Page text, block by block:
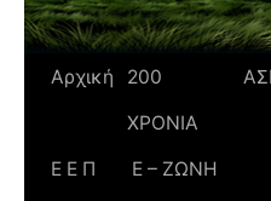
Αρχική
200
ΧΡΟΝΙΑ
Ε Ε Π
Ε – ΖΩΝΗ